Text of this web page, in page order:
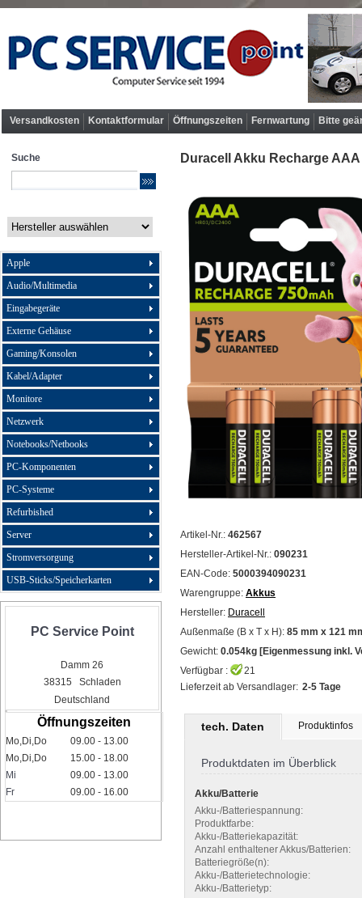
Versandkosten Kontaktformular Öffnungszeiten Fernwartung Bitte
Suche
Apple
Audio/Multimedia
Eingabegeräte
Externe Gehäuse
Gaming/Konsolen
Kabel/Adapter
Monitore
Netzwerk
Notebooks/Netbooks
PC-Komponenten
PC-Systeme
Refurbished
Server
Stromversorgung
USB-Sticks/Speicherkarten
PC Service Point
Damm 26
38315 Schladen
Deutschland
Öffnungszeiten
Mo,Di,Do
09.00 - 13.00
Mo,Di,Do
15.00 - 18.00
Mi
09.00 - 13.00
Fr
09.00 - 16.00
Duracell Akku Recharge
Artikel-Nr.: 462567
Hersteller-Artikel-Nr.: 090231
EAN-Code: 5000394090231
Warengruppe: Akkus
Hersteller: Duracell
Außenmaße (B x T x H): 85 mm x 121
Gewicht: 0.054kg [Eigenmessung inkl.
Verfügbar :
21
Lieferzeit ab Versandlager: 2-5 Tage
tech. Daten Produktinfos
Produktdaten im Überblick
Akku/Batterie
Akku-/Batteriespannung:
Produktfarbe:
Akku-/Batteriekapazität:
Anzahl enthaltener Akkus/Batterien:
Batteriegröße(n):
Akku-/Batterietechnologie:
Akku-/Batterietyp: